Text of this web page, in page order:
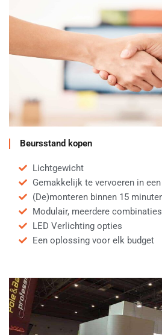
Beursstand kopen
Lichtgewicht
Gemakkelijk te vervoeren in
(De)monteren binnen 15
Modulair, meerdere
LED Verlichting opties
Een oplossing voor elk budget